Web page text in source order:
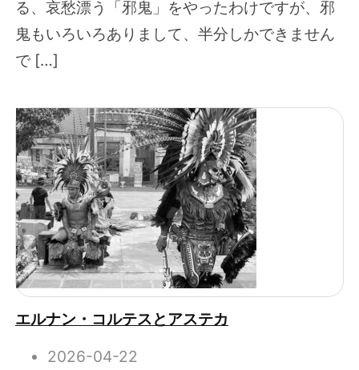
る、哀愁漂う「邪鬼」をやったわけですが、邪
鬼もいろいろありまして、半分しかできません
で […]
エルナン・コルテスとアステカ
2026-04-22